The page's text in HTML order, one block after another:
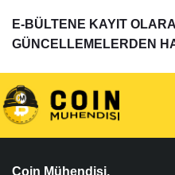
E-BÜLTENE KAYIT
GÜNCELLEMELERDEN
Coin Mühendisi,